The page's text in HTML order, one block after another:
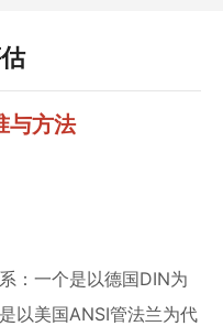
与方法
：一个是以德国DIN为
以美国ANSI管法兰为代